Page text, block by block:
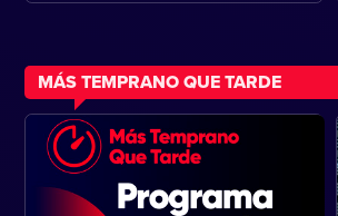
MÁS TEMPRANO QUE TARDE